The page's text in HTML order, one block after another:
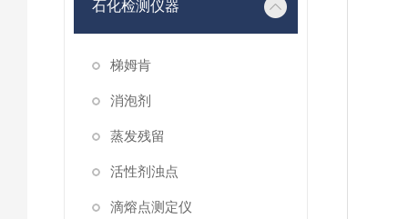
石化检测仪器
梯姆肯
消泡剂
蒸发残留
活性剂浊点
滴熔点测定仪